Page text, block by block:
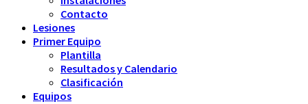
Contacto
Lesiones
Primer Equipo
Plantilla
Resultados y Calendario
Clasificación
Equipos